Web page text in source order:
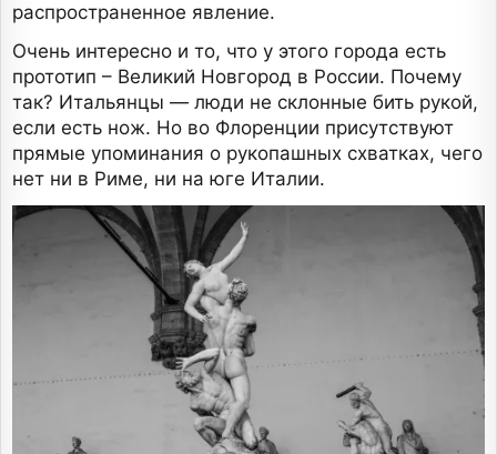
распространенное явление.
Очень интересно и то, что у этого города есть
прототип – Великий Новгород в России. Почему
так? Итальянцы — люди не склонные бить рукой,
если есть нож. Но во Флоренции присутствуют
прямые упоминания о рукопашных схватках, чего
нет ни в Риме, ни на юге Италии.